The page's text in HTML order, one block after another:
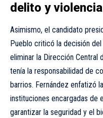
delito y
Asimismo, el candidato
Pueblo criticó la decisión
eliminar la Dirección Central
tenía la responsabilidad de
barrios. Fernández enfatizó
instituciones encargadas de
garantizar la seguridad y el